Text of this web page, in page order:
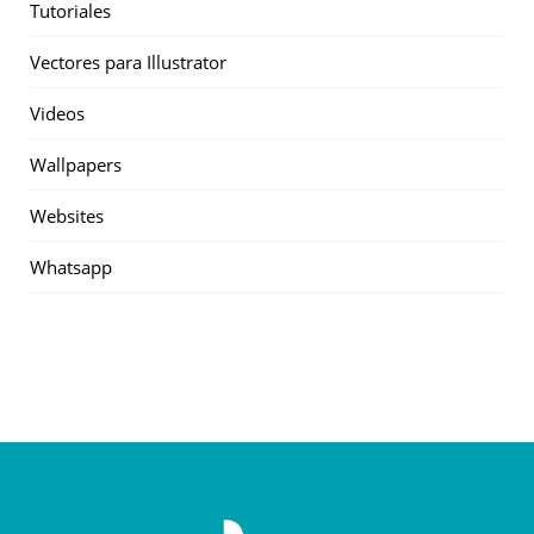
Tutoriales
Vectores para Illustrator
Videos
Wallpapers
Websites
Whatsapp